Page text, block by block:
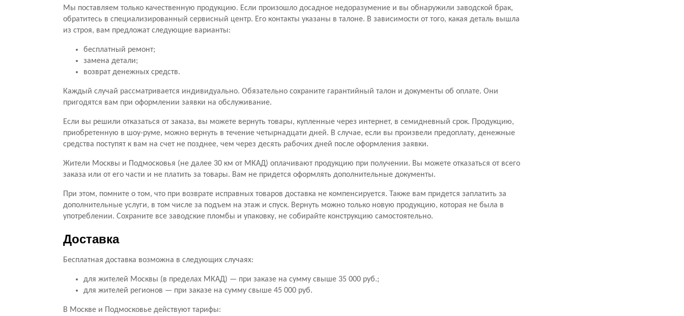
Мы поставляем только качественную продукцию. Если произошло досадное недоразумение и вы обнаружили заводской брак,
обратитесь в специализированный сервисный центр. Его контакты указаны в талоне. В зависимости от того, какая деталь вышла
из строя, вам предложат следующие варианты:
бесплатный ремонт;
замена детали;
возврат денежных средств.
Каждый случай рассматривается индивидуально. Обязательно сохраните гарантийный талон и документы об оплате. Они
пригодятся вам при оформлении заявки на обслуживание.
Если вы решили отказаться от заказа, вы можете вернуть товары, купленные через интернет, в семидневный срок. Продукцию,
приобретенную в шоу-руме, можно вернуть в течение четырнадцати дней. В случае, если вы произвели предоплату, денежные
средства поступят к вам на счет не позднее, чем через десять рабочих дней после оформления заявки.
Жители Москвы и Подмосковья (не далее 30 км от МКАД) оплачивают продукцию при получении. Вы можете отказаться от всего
заказа или от его части и не платить за товары. Вам не придется оформлять дополнительные документы.
При этом, помните о том, что при возврате исправных товаров доставка не компенсируется. Также вам придется заплатить за
дополнительные услуги, в том числе за подъем на этаж и спуск. Вернуть можно только новую продукцию, которая не была в
употреблении. Сохраните все заводские пломбы и упаковку, не собирайте конструкцию самостоятельно.
Доставка
Бесплатная доставка возможна в следующих случаях:
для жителей Москвы (в пределах МКАД) — при заказе на сумму свыше 35 000 руб.;
для жителей регионов — при заказе на сумму свыше 45 000 руб.
В Москве и Подмосковье действуют тарифы: